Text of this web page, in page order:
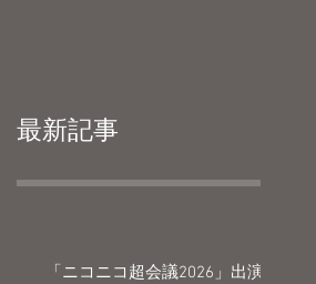
最新記事
「ニコニコ超会議2026」出演